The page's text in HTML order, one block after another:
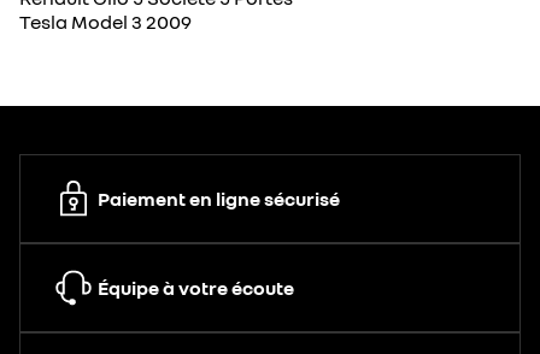
Tesla Model 3 2009
Paiement en ligne sécurisé
Équipe à votre écoute